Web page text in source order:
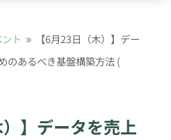
ト 9
【6月23日（木）】デー
のあるべき基盤構築方法(
）】データを売上